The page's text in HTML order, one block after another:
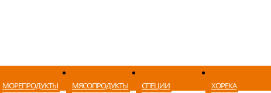
МОРЕПРОДУКТЫ МЯСОПРОДУКТЫ СПЕЦИИ ХОРЕКА